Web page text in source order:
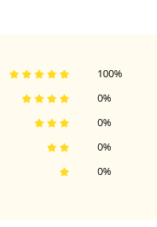
0%
0%
0%
0%
100%